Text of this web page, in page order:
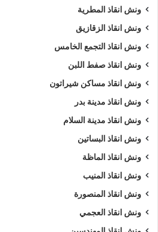
ونش انقاذ المطرية
ونش انقاذ الزقازيق
ونش انقاذ التجمع الخامس
ونش انقاذ صفط اللبن
ونش انقاذ مساكن شيراتون
ونش انقاذ مدينة بدر
ونش انقاذ مدينة السلام
ونش انقاذ البساتين
ونش انقاذ الماظة
ونش انقاذ المنيب
ونش انقاذ المنصورة
ونش انقاذ العجمي